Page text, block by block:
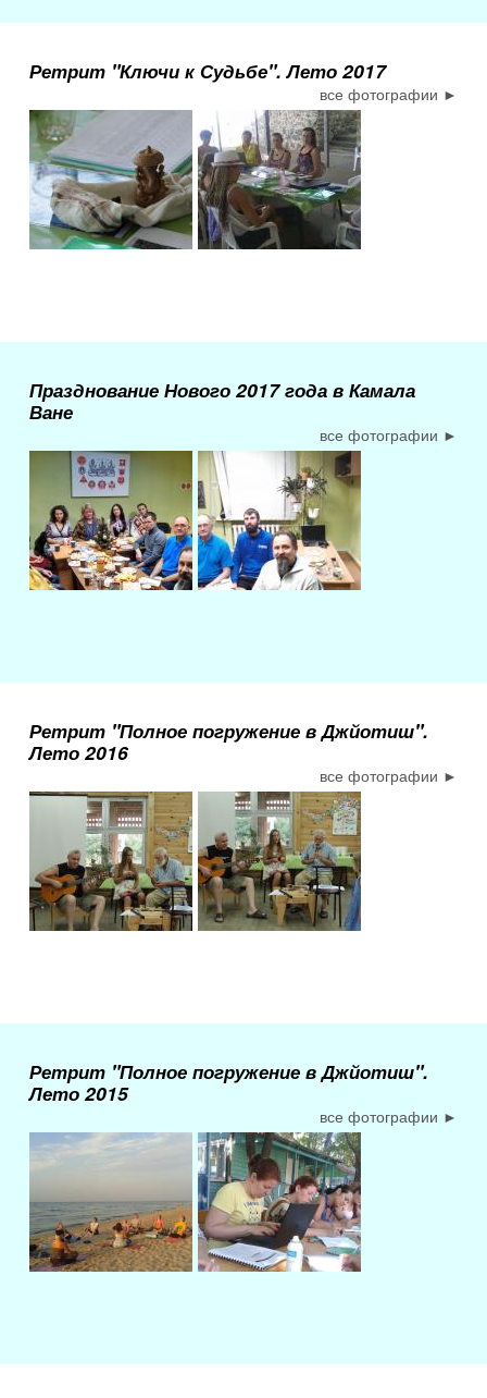
Ретрит "Ключи к Судьбе". Лето 2017
все фотографии ►
Празднование Нового 2017 года в Камала
Ване
все фотографии ►
Ретрит "Полное погружение в Джйотиш".
Лето 2016
все фотографии ►
Ретрит "Полное погружение в Джйотиш".
Лето 2015
все фотографии ►